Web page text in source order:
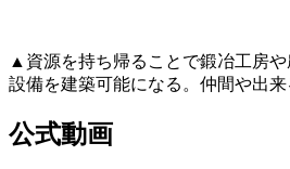
▲資源を持ち帰ることで鍛冶工房
設備を建築可能になる。仲間や出来
公式動画